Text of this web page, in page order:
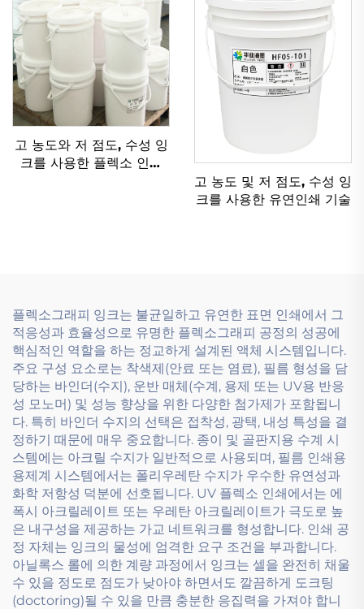
고 농도와 저 점도, 수성 잉
크를 사용한 플렉소 인쇄
고 농도 및 저 점도, 수성 잉
크를 사용한 유연인쇄 기술
플렉소그래피 잉크는 불균일하고 유연한 표면 인쇄에서 그
적응성과 효율성으로 유명한 플렉소그래피 공정의 성공에
핵심적인 역할을 하는 정교하게 설계된 액체 시스템입니다.
주요 구성 요소로는 착색제(안료 또는 염료), 필름 형성을 담
당하는 바인더(수지), 운반 매체(수계, 용제 또는 UV용 반응
성 모노머) 및 성능 향상을 위한 다양한 첨가제가 포함됩니
다. 특히 바인더 수지의 선택은 접착성, 광택, 내성 특성을 결
정하기 때문에 매우 중요합니다. 종이 및 골판지용 수계 시
스템에는 아크릴 수지가 일반적으로 사용되며, 필름 인쇄용
용제계 시스템에서는 폴리우레탄 수지가 우수한 유연성과
화학 저항성 덕분에 선호됩니다. UV 플렉소 인쇄에서는 에
폭시 아크릴레이트 또는 우레탄 아크릴레이트가 극도로 높
은 내구성을 제공하는 가교 네트워크를 형성합니다. 인쇄 공
정 자체는 잉크의 물성에 엄격한 요구 조건을 부과합니다.
아닐록스 롤에 의한 계량 과정에서 잉크는 셀을 완전히 채울
수 있을 정도로 점도가 낮아야 하면서도 깔끔하게 도크팅
(doctoring)될 수 있을 만큼 충분한 응집력을 가져야 합니